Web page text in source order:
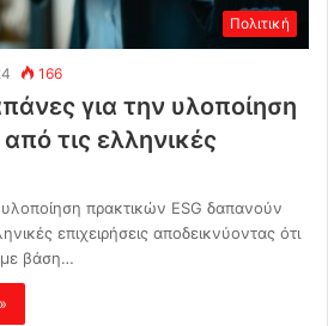
Πολιτική
166
για την υλοποίηση
τις ελληνικές
πρακτικών ESG δαπανούν
επιχειρήσεις αποδεικνύοντας ότι
με βάση…